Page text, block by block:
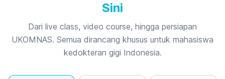
Sini
Dari live class, video course, hingga persiapan
UKOMNAS. Semua dirancang khusus untuk mahasiswa
kedokteran gigi Indonesia.